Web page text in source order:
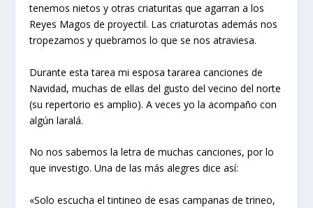
tenemos nietos y otras criaturitas que agarran a los
Reyes Magos de proyectil. Las criaturotas además nos
tropezamos y quebramos lo que se nos atraviesa.
Durante esta tarea mi esposa tararea canciones de
Navidad, muchas de ellas del gusto del vecino del norte
(su repertorio es amplio). A veces yo la acompaño con
algún laralá.
No nos sabemos la letra de muchas canciones, por lo
que investigo. Una de las más alegres dice así:
«Solo escucha el tintineo de esas campanas de trineo,